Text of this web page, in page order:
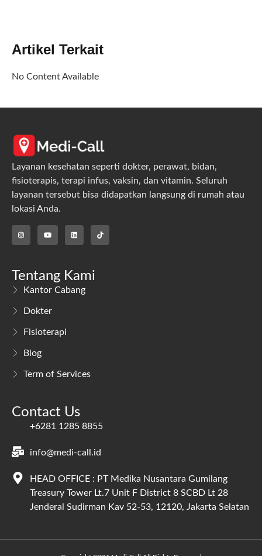
Artikel Terkait
No Content Available
Layanan kesehatan seperti dokter, perawat, bidan,
fisioterapis, terapi infus, vaksin, dan vitamin. Seluruh
layanan tersebut bisa didapatkan langsung di rumah atau
lokasi Anda.
Tentang Kami
Kantor Cabang
Dokter
Fisioterapi
Blog
Term of Services
Contact Us
+6281 1285 8855
info@medi-call.id
HEAD OFFICE : PT Medika Nusantara Gumilang
Treasury Tower Lt.7 Unit F District 8 SCBD Lt 28
Jenderal Sudirman Kav 52-53, 12120, Jakarta Selatan